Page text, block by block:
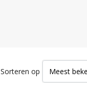
Sorteren op